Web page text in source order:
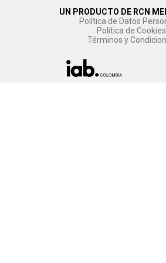
UN PRODUCTO DE RCN
Política de Datos
Política de Cookies
Términos y